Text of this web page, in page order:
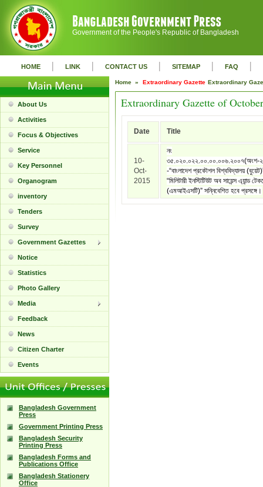
Government of the People's Republic of Bangladesh
HOME | LINK | CONTACT US | SITEMAP | FAQ |
About Us
Activities
Focus & Objectives
Service
Key Personnel
Organogram
inventory
Tenders
Survey
Government Gazettes
Notice
Statistics
Photo Gallery
Media
Feedback
News
Citizen Charter
Events
Bangladesh Government
Press
Government Printing Press
Bangladesh Security
Printing Press
Bangladesh Forms and
Publications Office
Bangladesh Stationery
Office
Home » Extraordinary Gazette Extraordinary
Extraordinary Gazette of
Date Title
10-
Oct-
2015
নং
৩৫.০২০.০২২.০০.০০.০০৬.২০০৭(অংশ-
-“বাংলাদেশ প্রকৌশল বিশ্ববিদ্যালয়
“মিলিটারী ইনস্টিটিউট অব সায়েন্স এ্যান্ড
(এমআইএসটি)” সন্নিবেশিত হবে প্রসঙ্গে।